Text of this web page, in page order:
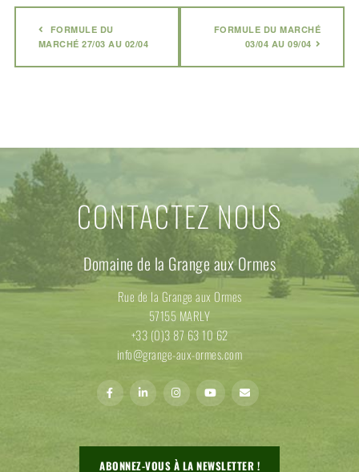
FORMULE DU
MARCHÉ 27/03 AU 02/04
FORMULE DU MARCHÉ
03/04 AU 09/04
CONTACTEZ NOUS
Domaine de la Grange aux Ormes
Rue de la Grange aux Ormes
57155 MARLY
+33 (0)3 87 63 10 62
info@grange-aux-ormes.com
ABONNEZ-VOUS À LA NEWSLETTER !